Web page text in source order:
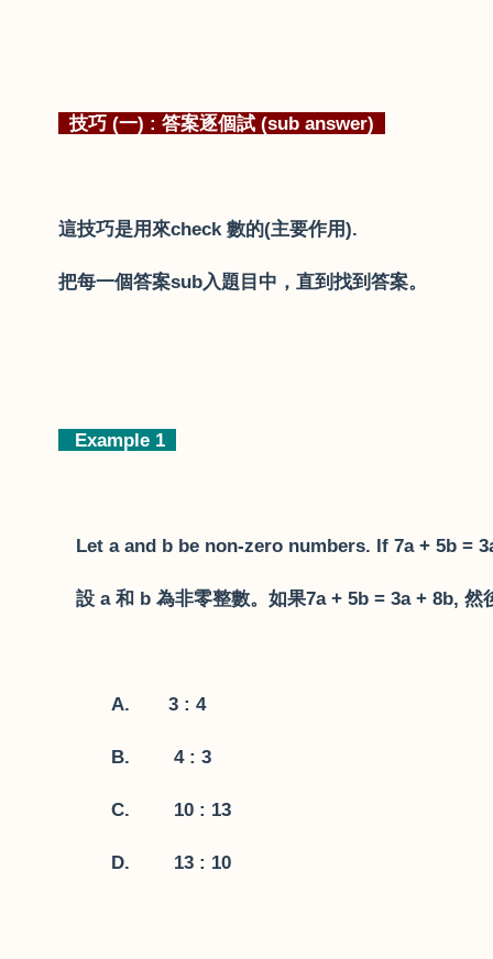
技巧 (一) : 答案逐個試 (sub answer)
這技巧是用來check 數的(主要作用).
把每一個答案sub入題目中，直到找到答案。
Example 1
Let a and b be non-zero numbers. If 7a + 5b =
設 a 和 b 為非零整數。如果7a + 5b = 3a + 8b, 然
A. 3 : 4
B. 4 : 3
C. 10 : 13
D. 13 : 10